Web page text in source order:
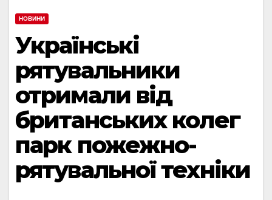
НОВИНИ
Українські
рятувальники
отримали від
британських колег
парк пожежно-
рятувальної техніки